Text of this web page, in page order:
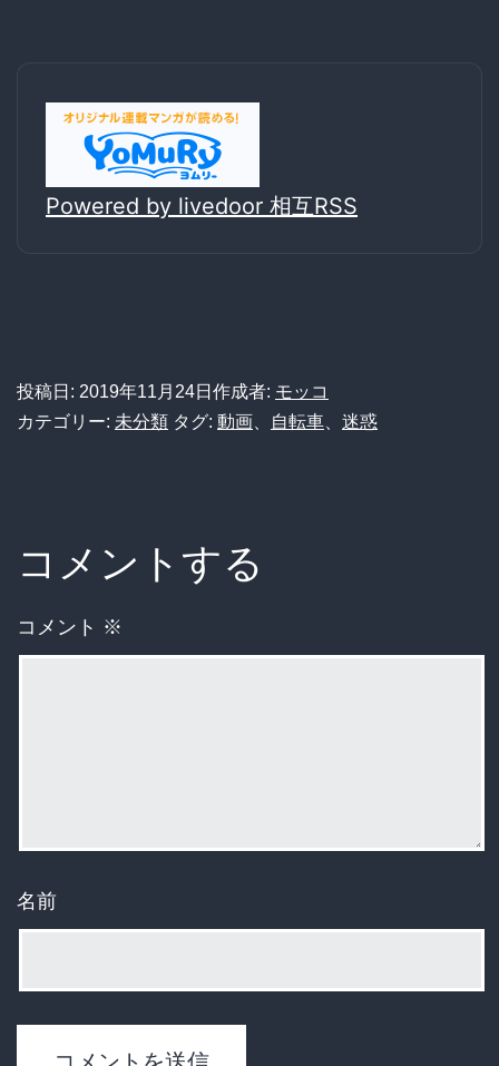
Powered by livedoor 相互RSS
投稿日: 2019年11月24日 作成者: モッコ
カテゴリー: 未分類 タグ: 動画 自転車 迷惑
コメントする
コメント ※
名前